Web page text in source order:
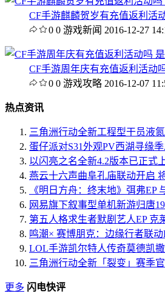
CF手游麒麟贺岁有充值返利活
0 0 游戏新闻 2016-12-27
CF手游周年庆有充值返利活动
0 0 游戏攻略 2016-12-07
热点资讯
三角洲行动全新工程型干员液
蛋仔派对S31外观PV西湖寻缘
以闪亮之名全新4.2版本已正式
燕云十六声曲阜孔庙联动开启
《明日方舟：终末地》弭弗EP
网易旗下叙事型单机新游归唐
第五人格求生者默剧艺人EP 克
鸣潮× 赛博朋克：边缘行者联
LOL手游凯尔特人传奇莫德凯
三角洲行动全新「裂变」赛季
更多 闪电快评